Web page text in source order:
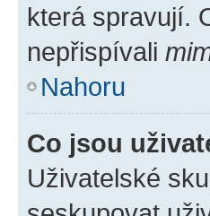
která spravují.
nepřispívali
Nahoru
Co jsou
Uživatelské